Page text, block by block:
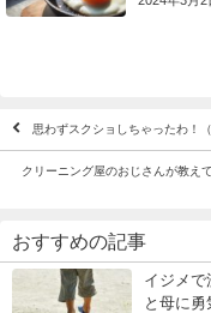
思わずスクショしちゃったわ！
クリーニング屋のおじさんが教え
おすすめの記事
イジメで
と母に勇